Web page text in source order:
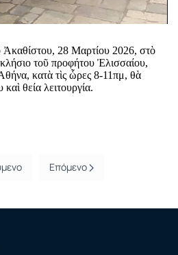
Ἀκαθίστου, 28 Μαρτίου 2026, στὸ
τοῦ προφήτου Ἐλισσαίου,
κατὰ τὶς ὧρες 8-11πμ, θὰ
θεία λειτουργία.
Επόμενο